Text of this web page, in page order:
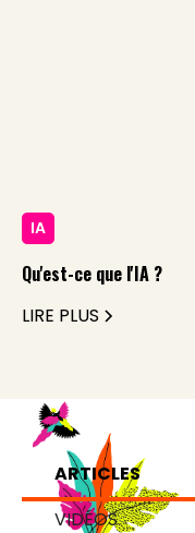
IA
Qu'est-ce que l'IA ?
LIRE PLUS
ARTICLES
VIDÉOS